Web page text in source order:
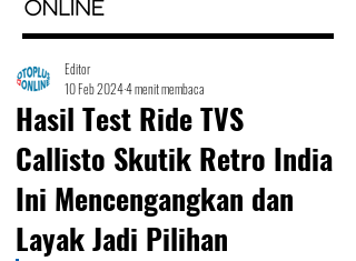
Hasil Test Ride TVS
Callisto Skutik Retro India
Ini Mencengangkan dan
Layak Jadi Pilihan
Editor
10 Feb 20244 menit membaca